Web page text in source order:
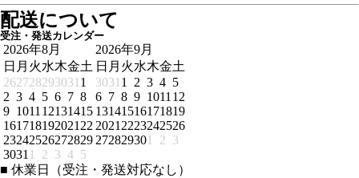
配送について
受注・発送カレンダー
2026年8月
日 月 火水木金土
262728293031 1
2 3 4 5 6 7 8
9 1011 12131415
161718192021 22
23242526272829
3031 1 2 3 4 5
2026年9月
日 月 火水木金土
3031 1 2 3 4 5
6 7 8 9 1011 12
13141516171819
2021 2223242526
272829301 2 3
■ 休業日（受注・発送対応なし）